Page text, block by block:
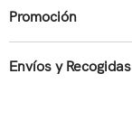
Promoción
Envíos y Recogidas